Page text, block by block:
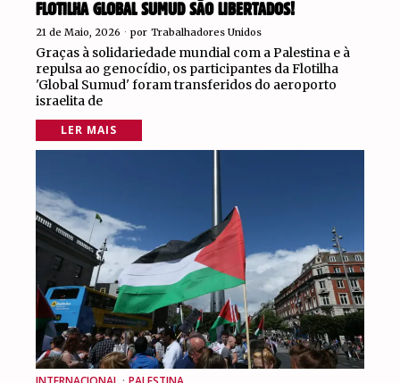
FLOTILHA GLOBAL SUMUD SÃO LIBERTADOS!
21 de Maio, 2026 por Trabalhadores Unidos
Graças à solidariedade mundial com a Palestina e à
repulsa ao genocídio, os participantes da Flotilha
'Global Sumud' foram transferidos do aeroporto
israelita de
LER MAIS